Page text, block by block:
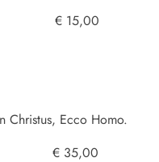
€ 15,00
Christus, Ecco Homo.
€ 35,00